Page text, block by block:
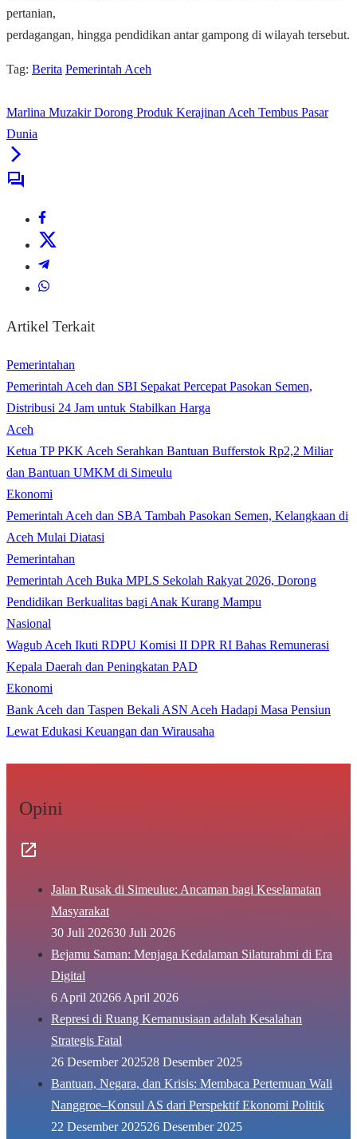
pertanian,
perdagangan, hingga pendidikan antar gampong di wilayah tersebut.
Tag: Berita Pemerintah Aceh
Marlina Muzakir Dorong Produk Kerajinan Aceh Tembus Pasar
Dunia
Artikel Terkait
Pemerintahan
Pemerintah Aceh dan SBI Sepakat Percepat Pasokan Semen,
Distribusi 24 Jam untuk Stabilkan Harga
Aceh
Ketua TP PKK Aceh Serahkan Bantuan Bufferstok Rp2,2 Miliar
dan Bantuan UMKM di Simeulu
Ekonomi
Pemerintah Aceh dan SBA Tambah Pasokan Semen, Kelangkaan di
Aceh Mulai Diatasi
Pemerintahan
Pemerintah Aceh Buka MPLS Sekolah Rakyat 2026, Dorong
Pendidikan Berkualitas bagi Anak Kurang Mampu
Nasional
Wagub Aceh Ikuti RDPU Komisi II DPR RI Bahas Remunerasi
Kepala Daerah dan Peningkatan PAD
Ekonomi
Bank Aceh dan Taspen Bekali ASN Aceh Hadapi Masa Pensiun
Lewat Edukasi Keuangan dan Wirausaha
Opini
Jalan Rusak di Simeulue: Ancaman bagi Keselamatan
Masyarakat
30 Juli 202630 Juli 2026
Bejamu Saman: Menjaga Kedalaman Silaturahmi di Era
Digital
6 April 20266 April 2026
Represi di Ruang Kemanusiaan adalah Kesalahan
Strategis Fatal
26 Desember 202528 Desember 2025
Bantuan, Negara, dan Krisis: Membaca Pertemuan Wali
Nanggroe–Konsul AS dari Perspektif Ekonomi Politik
22 Desember 202526 Desember 2025